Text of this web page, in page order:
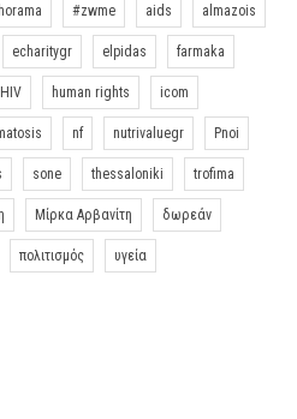
#zwme aids almazois
echaritygr elpidas farmaka
HIV human rights icom
nf nutrivaluegr Pnoi
sone thessaloniki trofima
Μίρκα Αρβανίτη δωρεάν
πολιτισμός υγεία